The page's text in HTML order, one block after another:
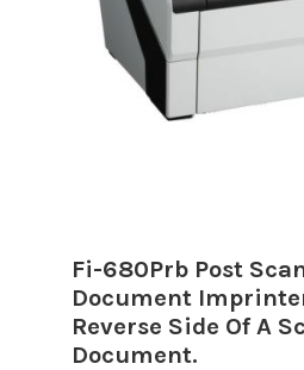
Fi-680Prb Post
Document
Reverse Side Of A
Document.